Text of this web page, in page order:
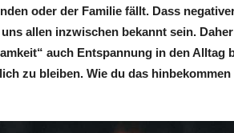
oder der Familie fällt. Dass
allen inzwischen bekannt sein.
auch Entspannung in den Alltag
zu bleiben. Wie du das